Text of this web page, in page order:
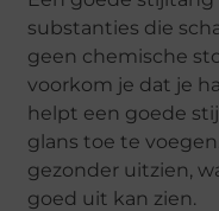
substanties die
geen chemische
voorkom je dat je
helpt een goede
glans toe te
gezonder uitzien,
goed uit kan zien.